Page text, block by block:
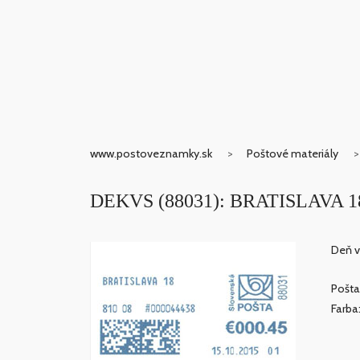
www.postoveznamky.sk Poštové materiály
DEKVS (88031): BRATISLAVA
Deň